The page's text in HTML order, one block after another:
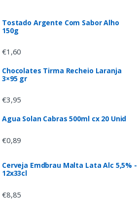
Tostado Argente Com Sabor Alho
150g
€1,60
Chocolates Tirma Recheio Laranja
3×95 gr
€3,95
Agua Solan Cabras 500ml cx 20 Unid
€0,89
Cerveja Emdbrau Malta Lata Alc 5,5% -
12x33cl
€8,85